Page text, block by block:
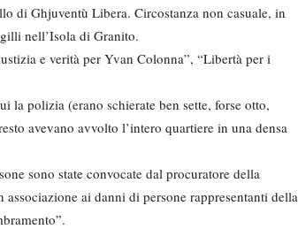
di Ghjuventù Libera. Circostanza non casuale, in
nell’Isola di Granito.
e verità per Yvan Colonna”, “Libertà per i
la polizia (erano schierate ben sette, forse otto,
avevano avvolto l’intero quartiere in una densa
sono state convocate dal procuratore della
ai danni di persone rappresentanti della